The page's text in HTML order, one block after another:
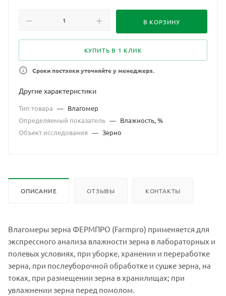
В КОРЗИНУ
КУПИТЬ В 1 КЛИК
Сроки поставки уточняйте у менеджера.
Другие характеристики
Тип товара — Влагомер
Определяемый показатель — Влажность, %
Объект исследования — Зерно
ОПИСАНИЕ ОТЗЫВЫ КОНТАКТЫ
Влагомеры зерна ФЕРМПРО (Farmpro) применяется для
экспрессного анализа влажности зерна в лабораторных и
полевых условиях, при уборке, хранении и переработке
зерна, при послеуборочной обработке и сушке зерна, на
токах, при размещении зерна в хранилищах; при
увлажнении зерна перед помолом.